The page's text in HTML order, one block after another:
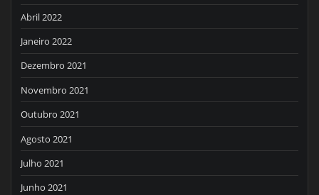
Abril 2022
Janeiro 2022
Dezembro 2021
Novembro 2021
Outubro 2021
Agosto 2021
Julho 2021
Junho 2021